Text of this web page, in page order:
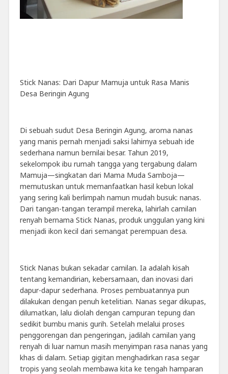
Stick Nanas: Dari Dapur Mamuja untuk Rasa Manis
Desa Beringin Agung
Di sebuah sudut Desa Beringin Agung, aroma nanas
yang manis pernah menjadi saksi lahirnya sebuah ide
sederhana namun bernilai besar. Tahun 2019,
sekelompok ibu rumah tangga yang tergabung dalam
Mamuja—singkatan dari Mama Muda Samboja—
memutuskan untuk memanfaatkan hasil kebun lokal
yang sering kali berlimpah namun mudah busuk: nanas.
Dari tangan-tangan terampil mereka, lahirlah camilan
renyah bernama Stick Nanas, produk unggulan yang kini
menjadi ikon kecil dari semangat perempuan desa.
Stick Nanas bukan sekadar camilan. Ia adalah kisah
tentang kemandirian, kebersamaan, dan inovasi dari
dapur-dapur sederhana. Proses pembuatannya pun
dilakukan dengan penuh ketelitian. Nanas segar dikupas,
dilumatkan, lalu diolah dengan campuran tepung dan
sedikit bumbu manis gurih. Setelah melalui proses
penggorengan dan pengeringan, jadilah camilan yang
renyah di luar namun masih menyimpan rasa nanas yang
khas di dalam. Setiap gigitan menghadirkan rasa segar
tropis yang seolah membawa kita ke tengah hamparan